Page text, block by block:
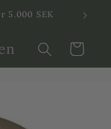
5.000 SEK
Varukorg